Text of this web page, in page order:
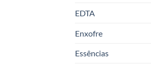
EDTA
Enxofre
Essências